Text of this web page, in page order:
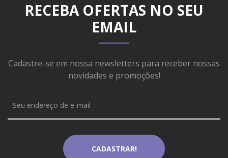
RECEBA OFERTAS NO SEU
EMAIL
Cadastre-se em nossa newsletters para receber nossas
novidades e promoções!